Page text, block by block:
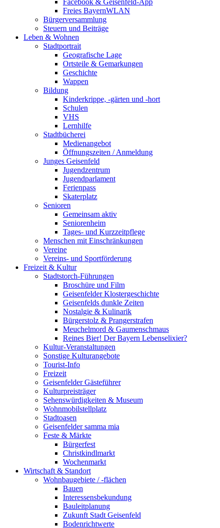
Facebook & Geisenfeld-App
Freies BayernWLAN
Bürgerversammlung
Steuern und Beiträge
Leben & Wohnen
Stadtportrait
Geografische Lage
Ortsteile & Gemarkungen
Geschichte
Wappen
Bildung
Kinderkrippe, -gärten und -hort
Schulen
VHS
Lernhilfe
Stadtbücherei
Medienangebot
Öffnungszeiten / Anmeldung
Junges Geisenfeld
Jugendzentrum
Jugendparlament
Ferienpass
Skaterplatz
Senioren
Gemeinsam aktiv
Seniorenheim
Tages- und Kurzzeitpflege
Menschen mit Einschränkungen
Vereine
Vereins- und Sportförderung
Freizeit & Kultur
Stadtstorch-Führungen
Broschüre und Film
Geisenfelder Klostergeschichte
Geisenfelds dunkle Zeiten
Nostalgie & Kulinarik
Bürgerstolz & Prangerstrafen
Meuchelmord & Gaumenschmaus
Reines Bier! Der Bayern Lebenselixier?
Kultur-Veranstaltungen
Sonstige Kulturangebote
Tourist-Info
Freizeit
Geisenfelder Gästeführer
Kulturpreisträger
Sehenswürdigkeiten & Museum
Wohnmobilstellplatz
Stadtoasen
Geisenfelder samma mia
Feste & Märkte
Bürgerfest
Christkindlmarkt
Wochenmarkt
Wirtschaft & Standort
Wohnbaugebiete / -flächen
Bauen
Interessensbekundung
Bauleitplanung
Zukunft Stadt Geisenfeld
Bodenrichtwerte